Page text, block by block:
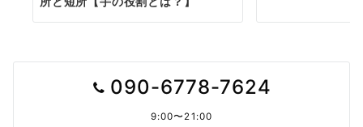
090-6778-7624
9:00〜21:00